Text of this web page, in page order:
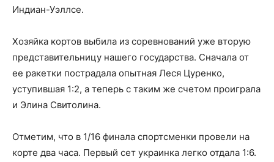
Индиан-Уэллсе.
Хозяйка кортов выбила из соревнований уже вторую
представительницу нашего государства. Сначала от
ее ракетки пострадала опытная Леся Цуренко,
уступившая 1:2, а теперь с таким же счетом проиграла
и Элина Свитолина.
Отметим, что в 1/16 финала спортсменки провели на
корте два часа. Первый сет украинка легко отдала 1:6.